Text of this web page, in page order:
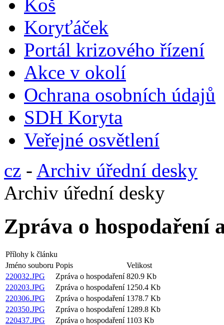
Koš
Koryťáček
Portál krizového řízení
Akce v okolí
Ochrana osobních údajů
SDH Koryta
Veřejné osvětlení
cz - Archiv úřední desky
Archiv úřední desky
Zpráva o hospodaření
Přílohy k článku
Jméno souboru Popis
Velikost
220032.JPG
Zpráva o hospodaření 820.9 Kb
220203.JPG
Zpráva o hospodaření 1250.4 Kb
220306.JPG
Zpráva o hospodaření 1378.7 Kb
220350.JPG
Zpráva o hospodaření 1289.8 Kb
220437.JPG
Zpráva o hospodaření 1103 Kb